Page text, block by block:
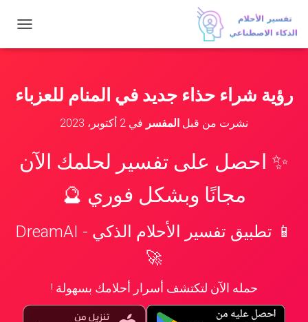
ب
ل
ا
ل
رؤية شراء حذاء جديد في المنام للعزباء
نشرت من قبل المفسر في 2 أكتوبر، 2023
✨ احصل على تفسير لحلمك الآن
مجانًا وبشكل فوري 🔮
📱 تطبيق تفسير الأحلام الذكي - DreamAI
🚀
حمله الآن لتكتشف أسرار أحلامك بسهولة !